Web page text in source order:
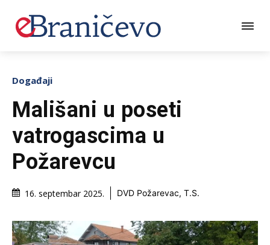
Događaji
Mališani u poseti
vatrogascima u
Požarevcu
16. septembar 2025. DVD Požarevac, T.S.